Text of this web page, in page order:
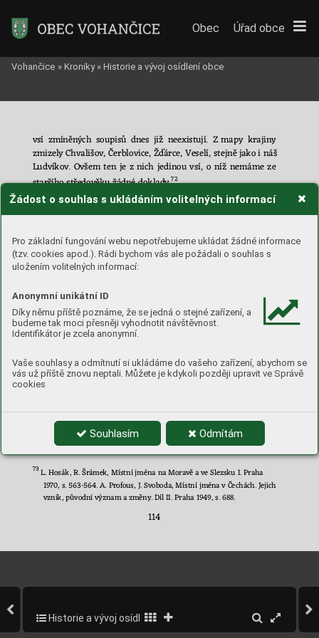
Žádost o souhlas s ukládáním volitelných informací
Pro základní fungování webu nepotřebujeme ukládat žádné informace
(tzv. cookies apod.). Rádi bychom vás ale požádali o souhlas s
uložením volitelných informací:
Anonymní unikátní ID
Díky němu příště poznáme, že se jedná o stejné zařízení, a
budeme tak moci přesněji vyhodnotit návštěvnost.
Identifikátor je zcela anonymní.
Vaše souhlasy a odmítnutí si ukládáme do vašeho zařízení, abychom se
vás už příště znovu neptali. Můžete je kdykoli později upravit ve Správě
cookies
Souhlasím Odmítám
114
vsí zmíněných soupisů dnes již neexistují. Z mapy krajiny
zmizely Chvališov, Čerblovice, Žďárce, Veselí, stejně jako i náš
Ludvíkov. Ovšem ten je z nich jedinou vsí, o níž nemáme ze
staršího středověku žádné doklady.72
Již název vlastní vsi napovídá, že jde o osadu mladšího
data. Ostatní stejnojmkenné vsi na Moravě vesměs pocházejí
dvorů, rozdělením vrchnostenské půdy, či v souvislosti s prů-
myslovým podnikáním šlechty. Neznáme jedinou ves tohoto
jména, jejíž původ by sahal
Čechách na Děčínsku,
dalším
ojedinělým příkladům snad náleží také vesnice Ludíkov
východně od Boskovic, jehož existence je zazname
teprve
prvních letech 16. století a půvo
tak není do lože
72 ZDB VII, s. 199, č. 893, 894; XI, s. 294 č. 101; XVII, s. 114 č. 193. AMB, A
1/1 - tů, inv. č. 498. L. J známá listina
na deblínské panství. Časopis Matice moravské 114, 1995, s. 17
73 L. Hosák, R. Šrámek, Místní jména na Moravě a ve Slezsku I. Praha
1970, s. 563-564. A. Profous, J. Svoboda, Místní jména v Čechách. Jejich
vznik, původní význam a změny. Díl II. Praha 1949, s. 688.
Obec Úřad obce
Vohančice » Kroniky » Historie a vývoj osídlení obce
Historie a vývoj osídlení obce